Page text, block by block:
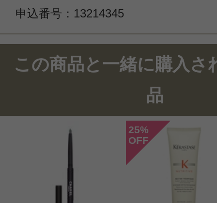
申込番号：13214345
この商品のクチコミ
2件のレビュー
投稿日：2020年12月
memi 様
／40代前半
感じた効能：カラーリングケア
この商品と一緒に購入さ
品
25%
OFF